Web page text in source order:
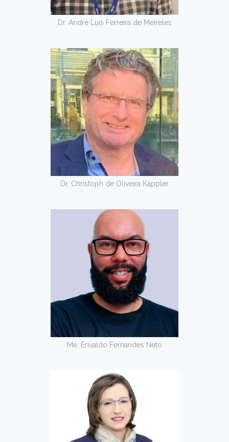
Dr. André Luís Ferreira de Meireles
Dr. Christoph de Oliveira Käppler
Me. Erivaldo Fernandes Neto